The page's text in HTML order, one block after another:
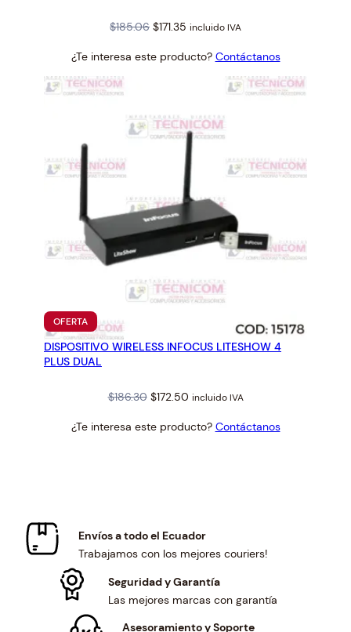
$185.06 Original
was:
$171.35 Current
is:
incluido IVA
¿Te interesa este producto? Contáctanos
OFERTAPRODUCTO
EN
OFERTA
DISPOSITIVO WIRELESS INFOCUS LITESHOW 4
PLUS DUAL
$186.30 Original
was:
$172.50Current
is:
incluido IVA
¿Te interesa este producto? Contáctanos
Envíos a todo el Ecuador
Trabajamos con los mejores couriers!
Seguridad y Garantía
Las mejores marcas con garantía
Asesoramiento y Soporte